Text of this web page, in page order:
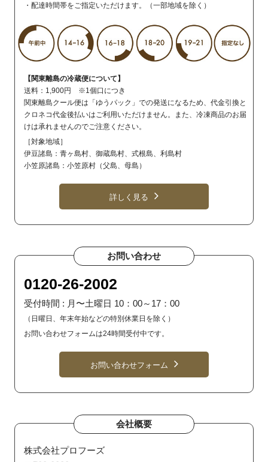
・配達時間帯をご指定いただけます。（一部地域を除く）
【関東離島の冷蔵便について】
送料：1,900円 ※1個口につき
関東離島クール便は「ゆうパック」での発送になるため、代金引換と
クロネコ代金後払いはご利用いただけません。また、冷凍商品のお届
けは承れませんのでご注意ください。
［対象地域］
伊豆諸島：青ヶ島村、御蔵島村、式根島、利島村
小笠原諸島：小笠原村（父島、母島）
詳しく見る
お問い合わせ
0120-26-2002
受付時間 : 月〜土曜日 10：00～17：00
（日曜日、年末年始などの特別休業日を除く）
お問い合わせフォームは24時間受付中です。
お問い合わせフォーム
会社概要
株式会社プロフーズ